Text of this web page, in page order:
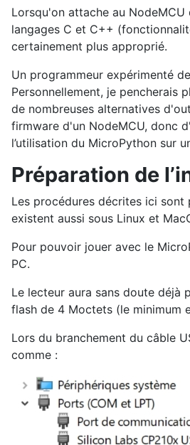
Lorsqu'on attache au
langages C et C++
certainement plus approprié.
Un programmeur expérimenté
Personnellement, je pencherais
de nombreuses alternatives
firmware d'un NodeMCU, donc
l’utilisation du MicroPython sur
Préparation de
Les procédures décrites ici sont
existent aussi sous Linux et
Pour pouvoir jouer avec le
PC.
Le lecteur aura sans doute déjà
flash de 4 Moctets (le minimum
Lors du branchement du câble
comme :